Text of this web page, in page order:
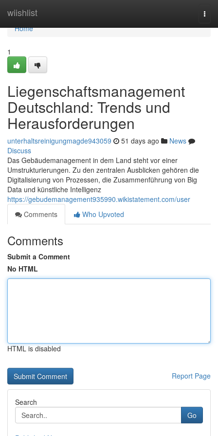
wiishlist
Home
Home
1
Liegenschaftsmanagement
Deutschland: Trends und
Herausforderungen
unterhaltsreinigungmagde943059 51 days ago
News
Discuss
Das Gebäudemanagement in dem Land steht vor einer
Umstrukturierungen. Zu den zentralen Ausblicken gehören die
Digitalisierung von Prozessen, die Zusammenführung von Big
Data und künstliche Intelligenz
https://gebudemanagement935990.wikistatement.com/user
Comments
Who Upvoted
Comments
Submit a Comment
No HTML
HTML is disabled
Report Page
Search
Go